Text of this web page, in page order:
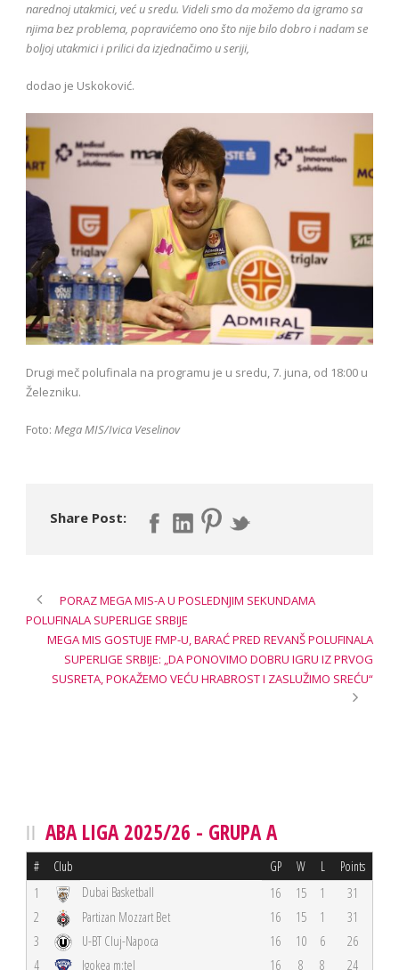
narednoj utakmici, već u sredu. Videli smo da možemo da igramo sa
njima bez problema, popravićemo ono što nije bilo dobro i nadam se
boljoj utakmici i prilici da izjednačimo u seriji,
dodao je Uskoković.
Drugi meč polufinala na programu je u sredu, 7. juna, od 18:00 u
Železniku.
Foto: Mega MIS/Ivica Veselinov
Share Post:
PORAZ MEGA MIS-A U POSLEDNJIM SEKUNDAMA
POLUFINALA SUPERLIGE SRBIJE
MEGA MIS GOSTUJE FMP-U, BARAĆ PRED REVANŠ POLUFINALA
SUPERLIGE SRBIJE: „DA PONOVIMO DOBRU IGRU IZ PRVOG
SUSRETA, POKAŽEMO VEĆU HRABROST I ZASLUŽIMO SREĆU“
ABA LIGA 2025/26 - GRUPA A
# Club GP W L Points
1 Dubai Basketball 16 15 1
31
2
Partizan Mozzart Bet 16 15 1
31
3
U-BT Cluj-Napoca 16 10 6
26
4
Igokea m:tel 16 8 8 24